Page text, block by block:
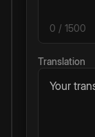
0 / 1500
Translation
Your